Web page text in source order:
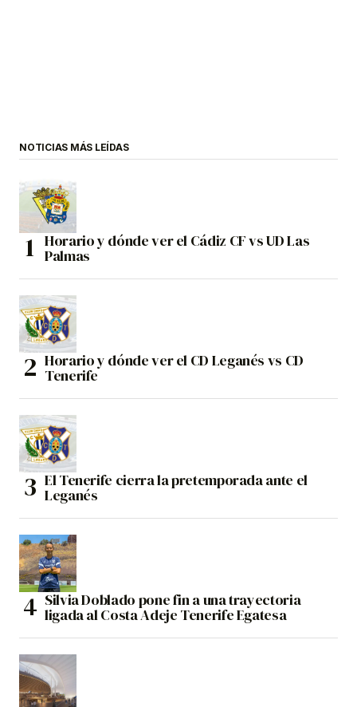
NOTICIAS MÁS LEÍDAS
Horario y dónde ver el Cádiz CF vs UD Las
Palmas
Horario y dónde ver el CD Leganés vs CD
Tenerife
El Tenerife cierra la pretemporada ante el
Leganés
Silvia Doblado pone fin a una trayectoria
ligada al Costa Adeje Tenerife Egatesa